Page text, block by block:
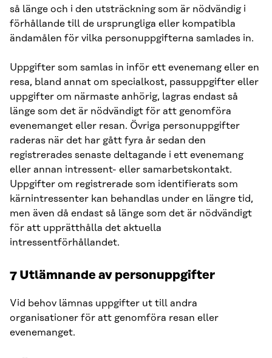
så länge och i den utsträckning som är nödvändig i
förhållande till de ursprungliga eller kompatibla
ändamålen för vilka personuppgifterna samlades in.
Uppgifter som samlas in inför ett evenemang eller en
resa, bland annat om specialkost, passuppgifter eller
uppgifter om närmaste anhörig, lagras endast så
länge som det är nödvändigt för att genomföra
evenemanget eller resan. Övriga personuppgifter
raderas när det har gått fyra år sedan den
registrerades senaste deltagande i ett evenemang
eller annan intressent- eller samarbetskontakt.
Uppgifter om registrerade som identifierats som
kärnintressenter kan behandlas under en längre tid,
men även då endast så länge som det är nödvändigt
för att upprätthålla det aktuella
intressentförhållandet.
7 Utlämnande av personuppgifter
Vid behov lämnas uppgifter ut till andra
organisationer för att genomföra resan eller
evenemanget.